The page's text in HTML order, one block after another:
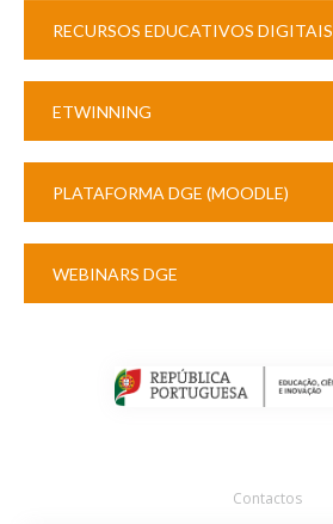
RECURSOS EDUCATIVOS DIGITAIS
ETWINNING
PLATAFORMA DGE (MOODLE)
WEBINARS DGE
Contactos